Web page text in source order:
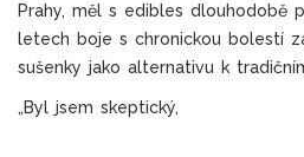
Prahy, měl s edibles dlouhodobě
letech boje s chronickou bolestí
sušenky jako alternativu k
„Byl jsem skeptický,